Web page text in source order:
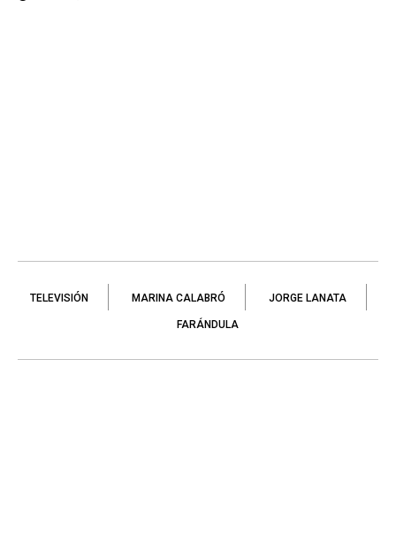
TELEVISIÓN MARINA CALABRÓ JORGE LANATA
FARÁNDULA